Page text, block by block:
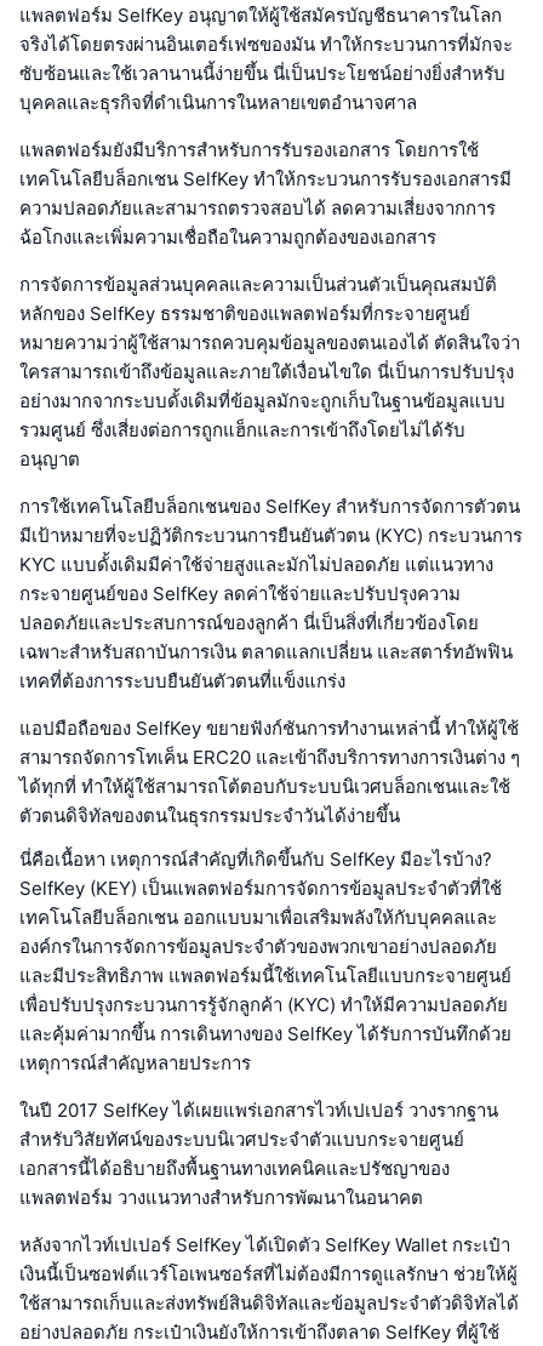
แพลตฟอร์ม SelfKey อนุญาตให้ผู้ใช้สมัครบัญชีธนาคารในโลก
จริงได้โดยตรงผ่านอินเตอร์เฟซของมัน ทำให้กระบวนการที่มักจะ
ซับซ้อนและใช้เวลานานนี้ง่ายขึ้น นี่เป็นประโยชน์อย่างยิ่งสำหรับ
บุคคลและธุรกิจที่ดำเนินการในหลายเขตอำนาจศาล
แพลตฟอร์มยังมีบริการสำหรับการรับรองเอกสาร โดยการใช้
เทคโนโลยีบล็อกเชน SelfKey ทำให้กระบวนการรับรองเอกสารมี
ความปลอดภัยและสามารถตรวจสอบได้ ลดความเสี่ยงจากการ
ฉ้อโกงและเพิ่มความเชื่อถือในความถูกต้องของเอกสาร
การจัดการข้อมูลส่วนบุคคลและความเป็นส่วนตัวเป็นคุณสมบัติ
หลักของ SelfKey ธรรมชาติของแพลตฟอร์มที่กระจายศูนย์
หมายความว่าผู้ใช้สามารถควบคุมข้อมูลของตนเองได้ ตัดสินใจว่า
ใครสามารถเข้าถึงข้อมูลและภายใต้เงื่อนไขใด นี่เป็นการปรับปรุง
อย่างมากจากระบบดั้งเดิมที่ข้อมูลมักจะถูกเก็บในฐานข้อมูลแบบ
รวมศูนย์ ซึ่งเสี่ยงต่อการถูกแฮ็กและการเข้าถึงโดยไม่ได้รับ
อนุญาต
การใช้เทคโนโลยีบล็อกเชนของ SelfKey สำหรับการจัดการตัวตน
มีเป้าหมายที่จะปฏิวัติกระบวนการยืนยันตัวตน (KYC) กระบวนการ
KYC แบบดั้งเดิมมีค่าใช้จ่ายสูงและมักไม่ปลอดภัย แต่แนวทาง
กระจายศูนย์ของ SelfKey ลดค่าใช้จ่ายและปรับปรุงความ
ปลอดภัยและประสบการณ์ของลูกค้า นี่เป็นสิ่งที่เกี่ยวข้องโดย
เฉพาะสำหรับสถาบันการเงิน ตลาดแลกเปลี่ยน และสตาร์ทอัพฟิน
เทคที่ต้องการระบบยืนยันตัวตนที่แข็งแกร่ง
แอปมือถือของ SelfKey ขยายฟังก์ชันการทำงานเหล่านี้ ทำให้ผู้ใช้
สามารถจัดการโทเค็น ERC20 และเข้าถึงบริการทางการเงินต่าง ๆ
ได้ทุกที่ ทำให้ผู้ใช้สามารถโต้ตอบกับระบบนิเวศบล็อกเชนและใช้
ตัวตนดิจิทัลของตนในธุรกรรมประจำวันได้ง่ายขึ้น
นี่คือเนื้อหา เหตุการณ์สำคัญที่เกิดขึ้นกับ SelfKey มีอะไรบ้าง?
SelfKey (KEY) เป็นแพลตฟอร์มการจัดการข้อมูลประจำตัวที่ใช้
เทคโนโลยีบล็อกเชน ออกแบบมาเพื่อเสริมพลังให้กับบุคคลและ
องค์กรในการจัดการข้อมูลประจำตัวของพวกเขาอย่างปลอดภัย
และมีประสิทธิภาพ แพลตฟอร์มนี้ใช้เทคโนโลยีแบบกระจายศูนย์
เพื่อปรับปรุงกระบวนการรู้จักลูกค้า (KYC) ทำให้มีความปลอดภัย
และคุ้มค่ามากขึ้น การเดินทางของ SelfKey ได้รับการบันทึกด้วย
เหตุการณ์สำคัญหลายประการ
ในปี 2017 SelfKey ได้เผยแพร่เอกสารไวท์เปเปอร์ วางรากฐาน
สำหรับวิสัยทัศน์ของระบบนิเวศประจำตัวแบบกระจายศูนย์
เอกสารนี้ได้อธิบายถึงพื้นฐานทางเทคนิคและปรัชญาของ
แพลตฟอร์ม วางแนวทางสำหรับการพัฒนาในอนาคต
หลังจากไวท์เปเปอร์ SelfKey ได้เปิดตัว SelfKey Wallet กระเป๋า
เงินนี้เป็นซอฟต์แวร์โอเพนซอร์สที่ไม่ต้องมีการดูแลรักษา ช่วยให้ผู้
ใช้สามารถเก็บและส่งทรัพย์สินดิจิทัลและข้อมูลประจำตัวดิจิทัลได้
อย่างปลอดภัย กระเป๋าเงินยังให้การเข้าถึงตลาด SelfKey ที่ผู้ใช้